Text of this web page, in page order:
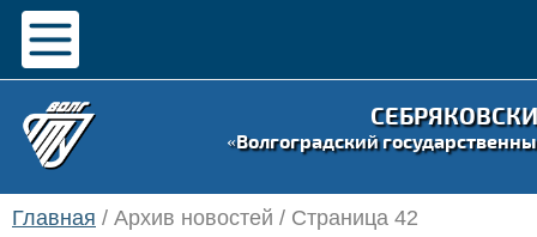
«Волгоградский
Главная / Архив новостей / Страница 42